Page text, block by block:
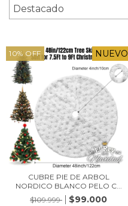
10% OFF NUEVO
CUBRE PIE DE ARBOL
NORDICO BLANCO PELO C...
$109.999
$99.000